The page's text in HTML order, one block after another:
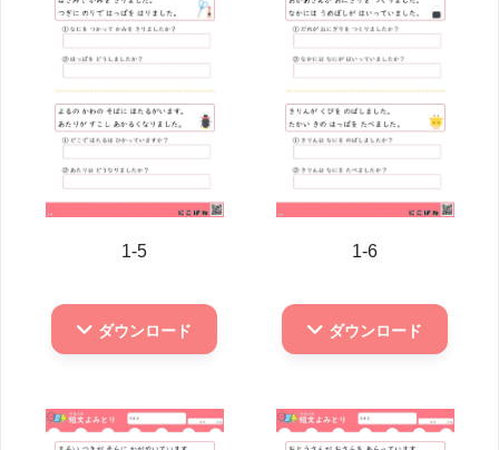
1-5
ダウンロード
1-6
ダウンロード